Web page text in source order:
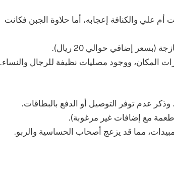
أم علي والكنافة إعجابه، أما حلاوة الجبن فكانت
إضافي حوالي 20 ريال).
المكان، ووجود مصليات نظيفة للرجال والنساء.
عدم توفر التوصيل أو الدفع بالبطاقات.
مع إضافات غير مرغوبة).
مما قد يزعج أصحاب الحساسية والربو.